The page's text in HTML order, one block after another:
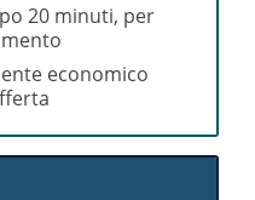
20 minuti, per
economico